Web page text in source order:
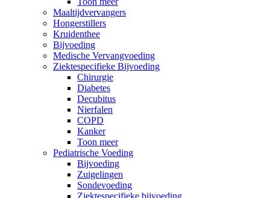
Maaltijdvervangers
Hongerstillers
Kruidenthee
Bijvoeding
Medische Vervangvoeding
Ziektespecifieke Bijvoeding
Chirurgie
Diabetes
Decubitus
Nierfalen
COPD
Kanker
Toon meer
Pediatrische Voeding
Bijvoeding
Zuigelingen
Sondevoeding
Ziektespecifieke bijvoeding